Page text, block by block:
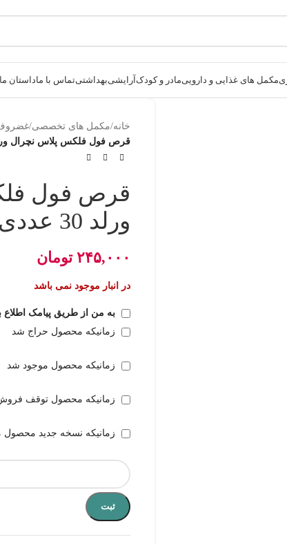
مکمل های غذایی و داروییمادر و کودک آرایشیبهداشتیتماس با ماداستان ما
خانه/مکمل های تخصصی/
قرص فول فلکس پلاس نچرال ورلد 30
قرص فول
ورلد 30 عددی
۲۴۵,۰۰۰ تومان
در انبار موجود نمی باشد
به من از طریق پیامک اطلاع
زمانیکه محصول حراج شد
زمانیکه محصول موجود شد
زمانیکه محصول توقف
زمانیکه نسخه جدید
ثبت